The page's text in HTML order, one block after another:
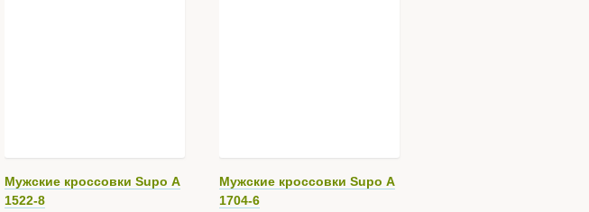
Мужские кроссовки Supo А
1522-8
Мужские кроссовки Supo А
1704-6